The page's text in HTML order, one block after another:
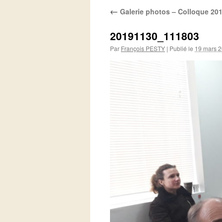
← Galerie photos – Colloque
20191130_111803
Par François PESTY | Publié le 19 mars